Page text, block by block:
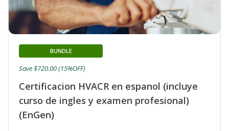
Certificacion HVACR en espanol (incluye
curso de ingles y examen profesional)
(EnGen)
BUNDLE
Save $720.00 (15%OFF)